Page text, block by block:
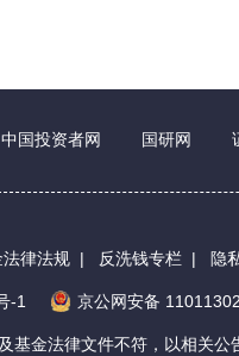
中国投资者网 国研网
法律法规 | 反洗钱专栏 | 隐
-1 京公网安备
基金法律文件不符，以相关公